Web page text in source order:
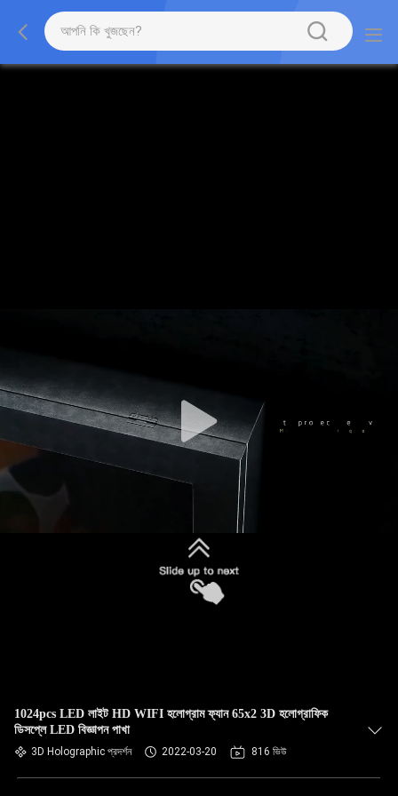
1024pcs LED লাইট HD WIFI হলোগ্রাম ফ্যান 65x2 3D হলোগ্রাফিক
ডিসপ্লে LED বিজ্ঞাপন পাখা
3D Holographic প্রদর্শন 2022-03-20 816 ভিউ